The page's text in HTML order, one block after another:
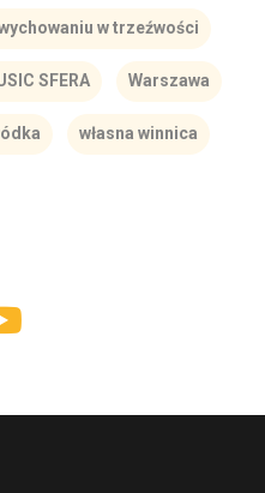
w trzeźwości
SFERA Warszawa
własna winnica